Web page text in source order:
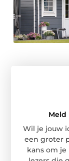
Meld
Wil je jouw
een groter
kans om